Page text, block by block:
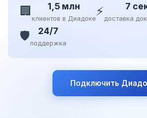
🏢 1,5 млн
клиентов в Диадоке⚡ 7
доставка
🛡️ 24/7
поддержка
Подключить